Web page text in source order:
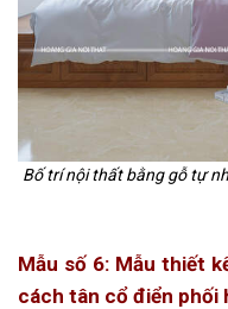
Bố trí nội thất bằng gỗ tự
Mẫu số 6: Mẫu thiết
cách tân cổ điển phối